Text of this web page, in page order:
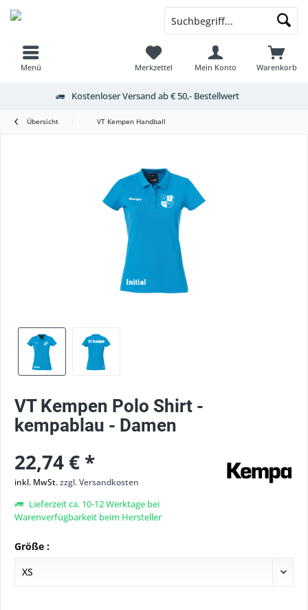
Menü Warenkorb
Merkzettel Mein Konto
Kostenloser Versand ab € 50,- Bestellwert
Übersicht VT Kempen Handball
VT Kempen Polo Shirt -
kempablau - Damen
22,74 € *
inkl. MwSt.zzgl. Versandkosten
Lieferzeit ca. 10-12 Werktage bei
Warenverfügbarkeit beim Hersteller
Größe :